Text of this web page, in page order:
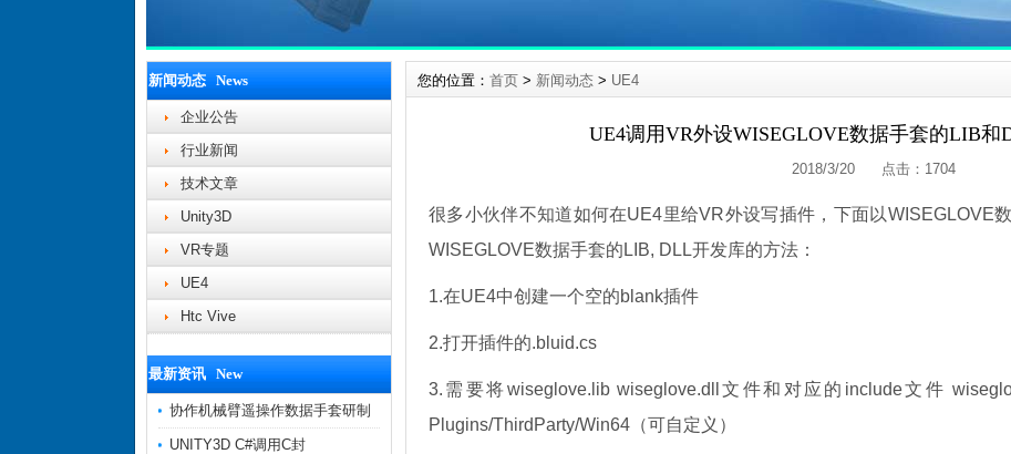
新闻动态 News
企业公告
行业新闻
技术文章
Unity3D
VR专题
UE4
Htc Vive
最新资讯 New
协作机械臂遥操作数据手套研制
UNITY3D C#调用C封
您的位置： 首页 > 新闻动态 > UE4
UE4调用VR外设WISEGLOVE数据手套的LIB和
2018/3/20 点击： 1704
很多小伙伴不知道如何在UE4里给VR外设写插件，下面以WISEGLOVE
WISEGLOVE数据手套的LIB, DLL开发库的方法：
1.在UE4中创建一个空的blank插件
2.打开插件的.bluid.cs
3.需要将wiseglove.lib wiseglove.dll文件和对应的include文件
Plugins/ThirdParty/Win64（可自定义）